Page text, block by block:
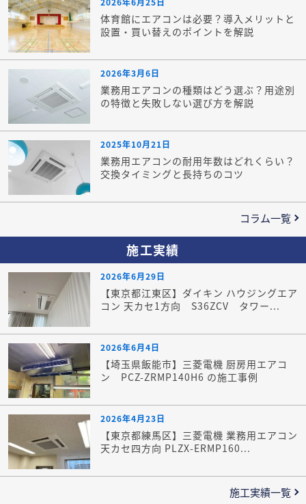
体育館にエアコンは必要？導入メリットと
設置・買い替えのポイントを解説
2026年3月6日
業務用エアコンの種類はどう選ぶ？用途別
の特徴と失敗しない選び方を解説
2025年10月21日
業務用エアコンの耐用年数はどれくらい？
交換タイミングと長持ちのコツ
コラム一覧
施工実績
2026年6月29日
【東京都江東区】ダイキン ハウジングエア
コン 天カセ1方向 S36ZCV タワー...
2026年6月4日
【埼玉県飯能市】三菱電機 厨房用エアコ
ン PCZ-ZRMP140H6 の施工事例
2026年4月23日
【東京都練馬区】三菱電機 業務用エアコン
天カセ四方向 PLZX-ERMP160...
施工実績一覧